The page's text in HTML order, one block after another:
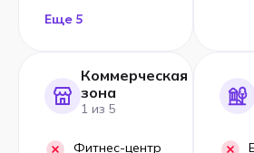
Еще 5
Коммерческая
зона
1 из 5
Фитнес-центр